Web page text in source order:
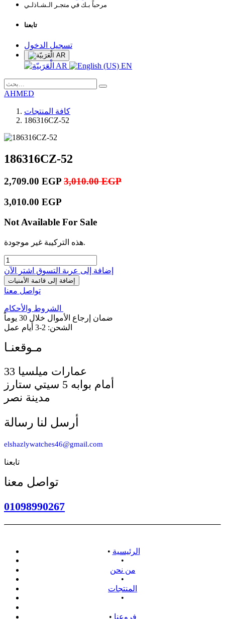
مرحباً بـك في متجـر الـشـاذلـي
تابعنا
تسجيل الدخول
AR
AR EN
AHMED
كافة المنتجات
186316CZ-52
186316CZ-52
2,709.00 EGP 3,010.00EGP
3,010.00 EGP
Not Available For Sale
هذه التركيبة غير موجودة.
إضافة إلى عربة التسوق اشترِ الآن
إضافة إلى قائمة الأمنيات
تواصل معنا
الشروط والأحكام
ضمان إرجاع الأموال خلال 30 يوماً
الشحن: 2-3 أيام عمل
أمام بوابه 5 سيتي ستارز
مدينة نصر
أرسل لنا رسالة
elshazlywatches46@gmail.com
تابعنا
تواصل معنا
01098990267
• الرئيسية
•
من نحن
•
المنتجات
•
• فروعنا